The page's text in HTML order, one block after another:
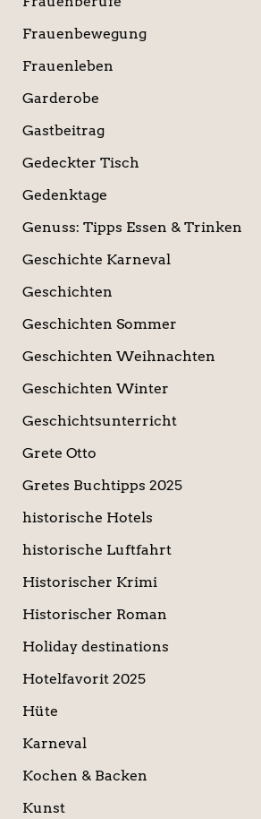
Frauenbewegung
Frauenleben
Garderobe
Gastbeitrag
Gedeckter Tisch
Gedenktage
Genuss: Tipps Essen & Trinken
Geschichte Karneval
Geschichten
Geschichten Sommer
Geschichten Weihnachten
Geschichten Winter
Geschichtsunterricht
Grete Otto
Gretes Buchtipps 2025
historische Hotels
historische Luftfahrt
Historischer Krimi
Historischer Roman
Holiday destinations
Hotelfavorit 2025
Hüte
Karneval
Kochen & Backen
Kunst